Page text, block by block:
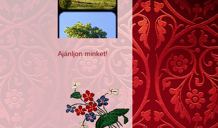
Ajánljon minket!